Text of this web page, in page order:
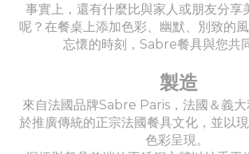
事實上，還有什麼比與家人或朋友分享
呢？在餐桌上添加色彩、幽默、別致的
忘懷的時刻，Sabre餐具與您共
製造
來自法國品牌Sabre Paris，法國＆義大
於推廣傳統的正宗法國餐具文化，並以
色彩呈現。